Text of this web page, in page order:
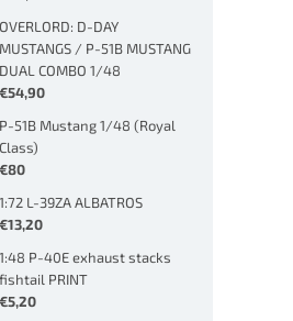
OVERLORD: D-DAY
MUSTANGS / P-51B MUSTANG
DUAL COMBO 1/48
€54,90
P-51B Mustang 1/48 (Royal
Class)
€80
1:72 L-39ZA ALBATROS
€13,20
1:48 P-40E exhaust stacks
fishtail PRINT
€5,20